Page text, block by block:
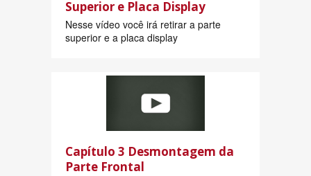
Superior e Placa Display
Nesse vídeo você irá retirar a parte
superior e a placa display
Capítulo 3 Desmontagem da
Parte Frontal